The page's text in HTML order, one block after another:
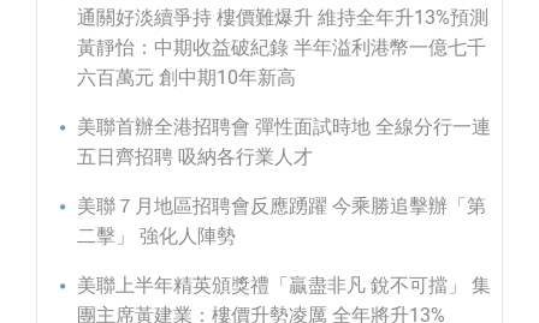
通關好淡續爭持 樓價難爆升 維持全年升13%預測
黃靜怡：中期收益破紀錄 半年溢利港幣一億七千
六百萬元 創中期10年新高
美聯首辦全港招聘會 彈性面試時地 全線分行一連
五日齊招聘 吸納各行業人才
美聯７月地區招聘會反應踴躍 今乘勝追擊辦「第
二擊」 強化人陣勢
美聯上半年精英頒獎禮「贏盡非凡 銳不可擋」 集
團主席黃建業：樓價升勢凌厲 全年將升13%